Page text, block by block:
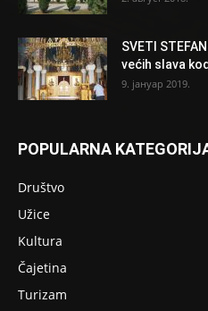
SVETI
većih slava
9. јануар 2019.
POPULARNA
Društvo
Užice
Kultura
Čajetina
Turizam